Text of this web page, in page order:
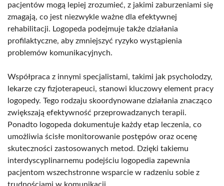
pacjentów mogą lepiej zrozumieć, z jakimi zaburzeniami się
zmagają, co jest niezwykle ważne dla efektywnej
rehabilitacji. Logopeda podejmuje także działania
profilaktyczne, aby zmniejszyć ryzyko wystąpienia
problemów komunikacyjnych.
Współpraca z innymi specjalistami, takimi jak psycholodzy,
lekarze czy fizjoterapeuci, stanowi kluczowy element pracy
logopedy. Tego rodzaju skoordynowane działania znacząco
zwiększają efektywność przeprowadzanych terapii.
Ponadto logopeda dokumentuje każdy etap leczenia, co
umożliwia ścisłe monitorowanie postępów oraz ocenę
skuteczności zastosowanych metod. Dzięki takiemu
interdyscyplinarnemu podejściu logopedia zapewnia
pacjentom wszechstronne wsparcie w radzeniu sobie z